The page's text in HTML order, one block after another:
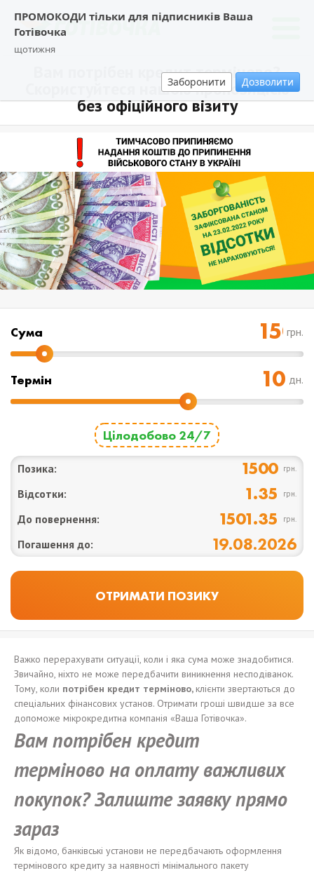
ПРОМОКОДИ тільки для підписників Ваша
Готівочка
щотижня
Заборонити Дозволити
Вам потрібен кредит терміново?
Скористуйтеся нашою пропозицією
без офіційного візиту
Cума грн.
Термін дн.
Цілодобово 24/7
Позика: 1500 грн.
Відсотки: 1.35 грн.
До повернення: 1501.35 грн.
Погашення до: 19.08.2026
Важко перерахувати ситуації, коли і яка сума може знадобитися.
Звичайно, ніхто не може передбачити виникнення несподіванок.
Тому, коли потрібен кредит терміново, клієнти звертаються до
спеціальних фінансових установ. Отримати гроші швидше за все
допоможе мікрокредитна компанія «Ваша Готівочка».
Вампотрібенкредит
терміновона оплатуважливих
покупок?Залиште заявку прямо
зараз
Як відомо, банківські установи не передбачають оформлення
термінового кредиту за наявності мінімального пакету